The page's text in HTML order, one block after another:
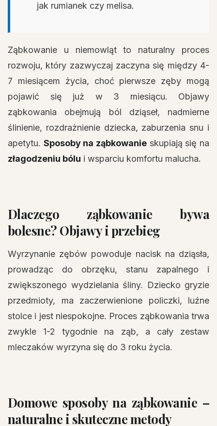
jak rumianek czy melisa.
Ząbkowanie u niemowląt to naturalny proces
rozwoju, który zazwyczaj zaczyna się między 4-
7 miesiącem życia, choć pierwsze zęby mogą
pojawić się już w 3 miesiącu. Objawy
ząbkowania obejmują ból dziąseł, nadmierne
ślinienie, rozdrażnienie dziecka, zaburzenia snu i
apetytu. Sposoby na ząbkowanie skupiają się na
złagodzeniu bólu i wsparciu komfortu malucha.
Dlaczego ząbkowanie bywa
bolesne? Objawy i przebieg
Wyrzynanie zębów powoduje nacisk na dziąsła,
prowadząc do obrzęku, stanu zapalnego i
zwiększonego wydzielania śliny. Dziecko gryzie
przedmioty, ma zaczerwienione policzki, luźne
stolce i jest niespokojne. Proces ząbkowania trwa
zwykle 1-2 tygodnie na ząb, a cały zestaw
mleczaków wyrzyna się do 3 roku życia.
Domowe sposoby na ząbkowanie –
naturalne i skuteczne metody